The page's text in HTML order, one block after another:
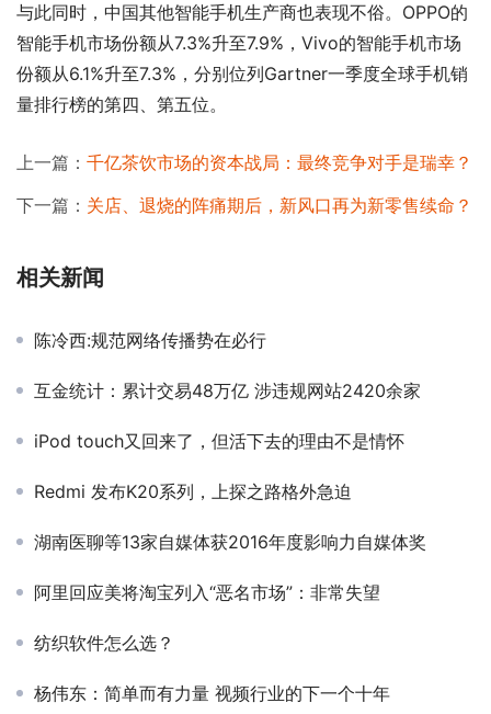
与此同时，中国其他智能手机生产商也表现不俗。OPPO的
智能手机市场份额从7.3%升至7.9%，Vivo的智能手机市场
份额从6.1%升至7.3%，分别位列Gartner一季度全球手机销
量排行榜的第四、第五位。
上一篇： 千亿茶饮市场的资本战局：最终竞争对手是瑞幸？
下一篇： 关店、退烧的阵痛期后，新风口再为新零售续命？
相关新闻
陈冷西:规范网络传播势在必行
互金统计：累计交易48万亿 涉违规网站2420余家
iPod touch又回来了，但活下去的理由不是情怀
Redmi 发布K20系列，上探之路格外急迫
湖南医聊等13家自媒体获2016年度影响力自媒体奖
阿里回应美将淘宝列入“恶名市场”：非常失望
纺织软件怎么选？
杨伟东：简单而有力量 视频行业的下一个十年